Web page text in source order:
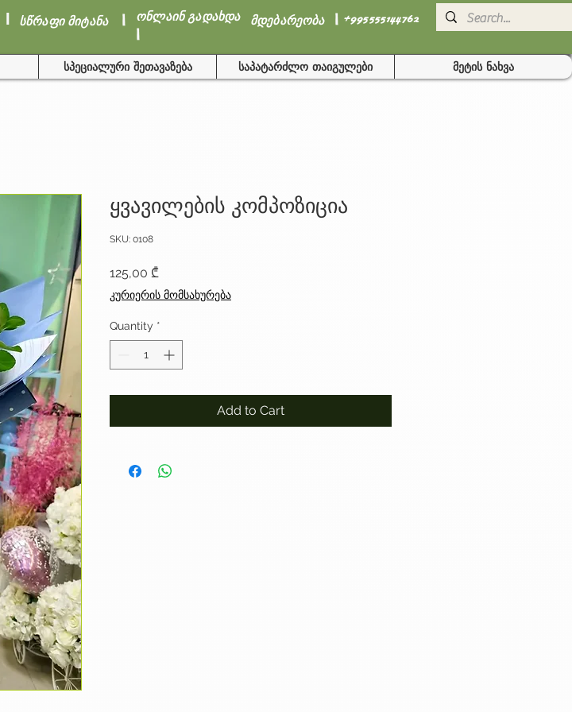
I სწრაფი მიტანა I ონლაინ გადახდა
I
მდებარეობა I +995555144762
სპეციალური შეთავაზება საპატარძლო თაიგულები მეტის ნახვა
ყვავილების კომპოზიცია
SKU: 0108
125,00 ₾
კურიერის მომსახურება
Quantity *
Add to Cart